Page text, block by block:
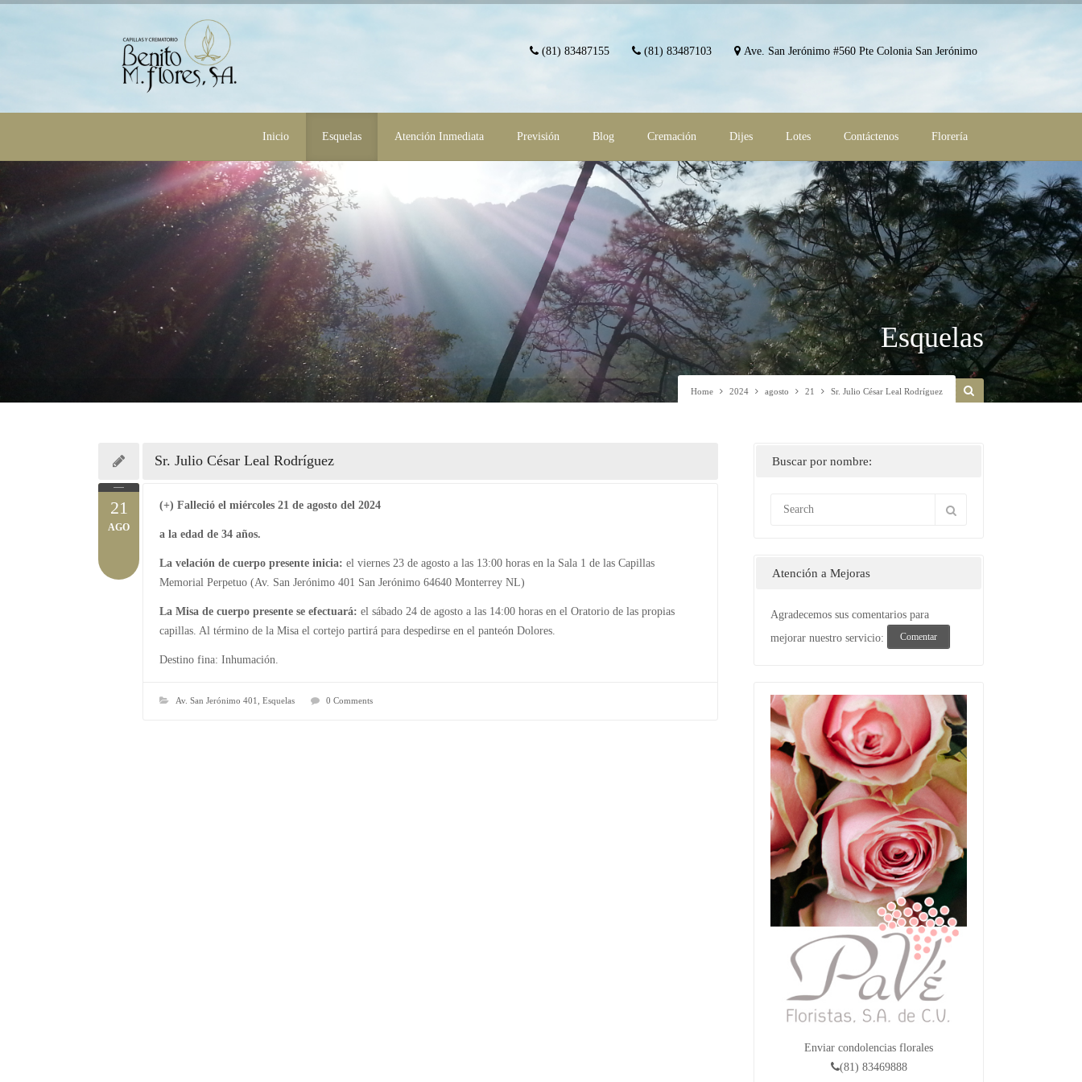
(81) 83487155 (81) 83487103 Ave. San Jerónimo #560 Pte Colonia San Jerónimo
Inicio Esquelas Atención Inmediata Previsión Blog Cremación Dijes Lotes Contáctenos Florería
Home 2024 agosto 21 Sr. Julio César Leal Rodríguez
Esquelas
21
AGO
Sr. Julio César Leal Rodríguez
(+) Falleció el miércoles 21 de agosto del 2024
a la edad de 34 años.
La velación de cuerpo presente inicia: el viernes 23 de agosto a las 13:00 horas en la Sala 1 de las Capillas
Memorial Perpetuo (Av. San Jerónimo 401 San Jerónimo 64640 Monterrey NL)
La Misa de cuerpo presente se efectuará: el sábado 24 de agosto a las 14:00 horas en el Oratorio de las propias
capillas. Al término de la Misa el cortejo partirá para despedirse en el panteón Dolores.
Destino fina: Inhumación.
Av. San Jerónimo 401 Esquelas 0 Comments
Buscar por nombre:
Atención a Mejoras
Agradecemos sus comentarios para
mejorar nuestro servicio:
Comentar
Enviar condolencias florales
(81) 83469888